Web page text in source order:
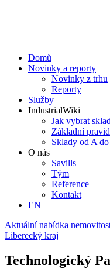
Domů
Novinky a reporty
Novinky z trhu
Reporty
Služby
IndustrialWiki
Jak vybrat
Základní
Sklady od A
O nás
Savills
Tým
Reference
Kontakt​
EN
Aktuální nabídka
Liberecký kraj
Technologický